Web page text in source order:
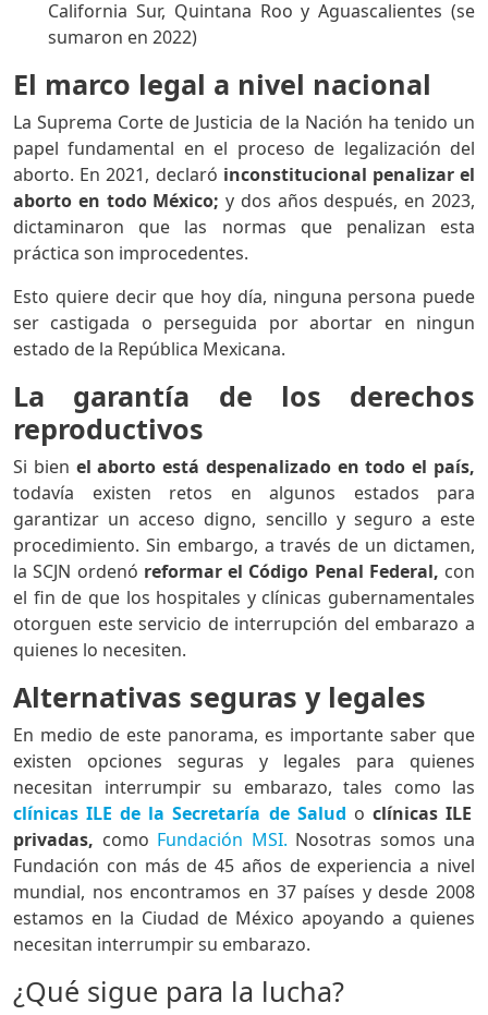
California Sur, Quintana Roo y Aguascalientes (se
sumaron en 2022)
El marco legal a nivel nacional
La Suprema Corte de Justicia de la Nación ha tenido un
papel fundamental en el proceso de legalización del
aborto. En 2021, declaró inconstitucional penalizar el
aborto en todo México; y dos años después, en 2023,
dictaminaron que las normas que penalizan esta
práctica son improcedentes.
Esto quiere decir que hoy día, ninguna persona puede
ser castigada o perseguida por abortar en ningun
estado de la República Mexicana.
La garantía de los derechos
reproductivos
Si bien el aborto está despenalizado en todo el país,
todavía existen retos en algunos estados para
garantizar un acceso digno, sencillo y seguro a este
procedimiento. Sin embargo, a través de un dictamen,
la SCJN ordenó reformar el Código Penal Federal, con
el fin de que los hospitales y clínicas gubernamentales
otorguen este servicio de interrupción del embarazo a
quienes lo necesiten.
Alternativas seguras y legales
En medio de este panorama, es importante saber que
existen opciones seguras y legales para quienes
necesitan interrumpir su embarazo, tales como las
clínicas ILE de la Secretaría de Salud o clínicas ILE
privadas, como Fundación MSI. Nosotras somos una
Fundación con más de 45 años de experiencia a nivel
mundial, nos encontramos en 37 países y desde 2008
estamos en la Ciudad de México apoyando a quienes
necesitan interrumpir su embarazo.
¿Qué sigue para la lucha?